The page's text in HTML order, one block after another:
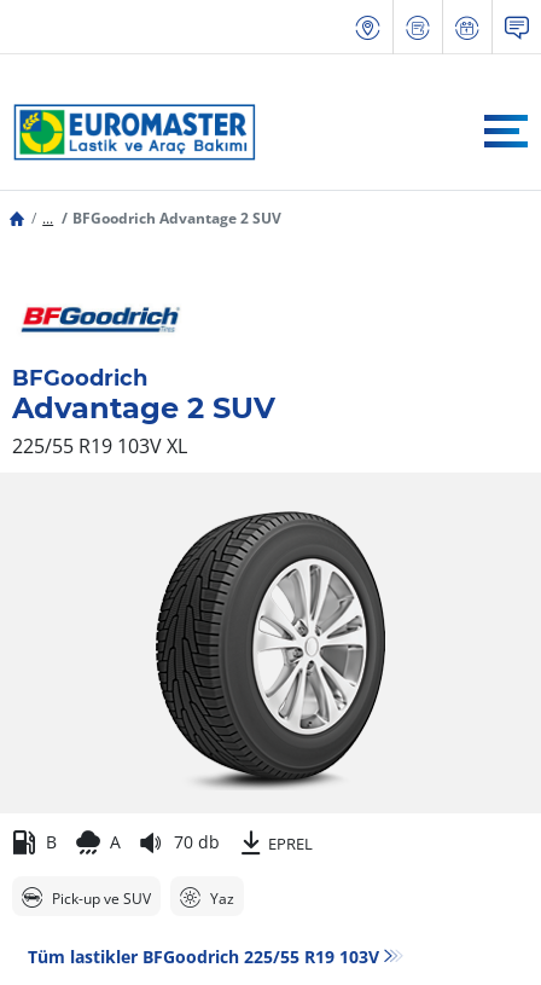
... BFGoodrich Advantage 2 SUV
BFGoodrich
Advantage 2 SUV
225/55 R19 103VXL
B A 70 db EPREL
Pick-up ve SUV Yaz
Tüm lastikler BFGoodrich 225/55 R19 103V